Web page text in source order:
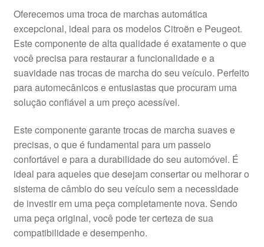
Oferecemos uma troca de marchas automática
excepcional, ideal para os modelos Citroën e Peugeot.
Este componente de alta qualidade é exatamente o que
você precisa para restaurar a funcionalidade e a
suavidade nas trocas de marcha do seu veículo. Perfeito
para automecânicos e entusiastas que procuram uma
solução confiável a um preço acessível.
Este componente garante trocas de marcha suaves e
precisas, o que é fundamental para um passeio
confortável e para a durabilidade do seu automóvel. É
ideal para aqueles que desejam consertar ou melhorar o
sistema de câmbio do seu veículo sem a necessidade
de investir em uma peça completamente nova. Sendo
uma peça original, você pode ter certeza de sua
compatibilidade e desempenho.